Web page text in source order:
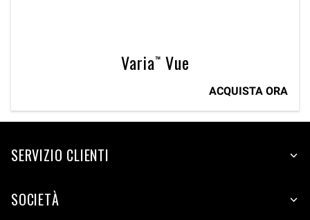
Varia™ Vue
ACQUISTA ORA
SERVIZIO CLIENTI
SOCIETÀ